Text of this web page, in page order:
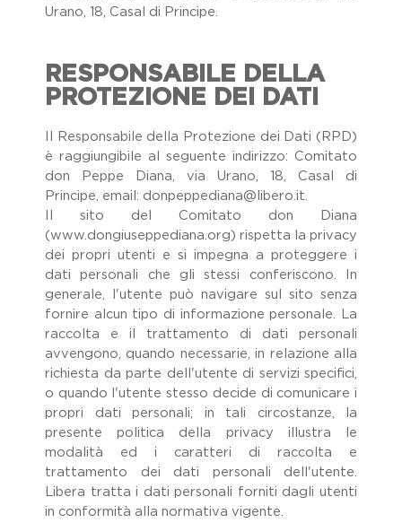
Urano, 18, Casal di Principe.
RESPONSABILE DELLA
PROTEZIONE DEI DATI
Il Responsabile della Protezione dei Dati (RPD)
è raggiungibile al seguente indirizzo: Comitato
don Peppe Diana, via Urano, 18, Casal di
Principe, email: donpeppediana@libero.it.
Il sito del Comitato don Diana
(www.dongiuseppediana.org) rispetta la privacy
dei propri utenti e si impegna a proteggere i
dati personali che gli stessi conferiscono. In
generale, l'utente può navigare sul sito senza
fornire alcun tipo di informazione personale. La
raccolta e il trattamento di dati personali
avvengono, quando necessarie, in relazione alla
richiesta da parte dell'utente di servizi specifici,
o quando l'utente stesso decide di comunicare i
propri dati personali; in tali circostanze, la
presente politica della privacy illustra le
modalità ed i caratteri di raccolta e
trattamento dei dati personali dell'utente.
Libera tratta i dati personali forniti dagli utenti
in conformità alla normativa vigente.